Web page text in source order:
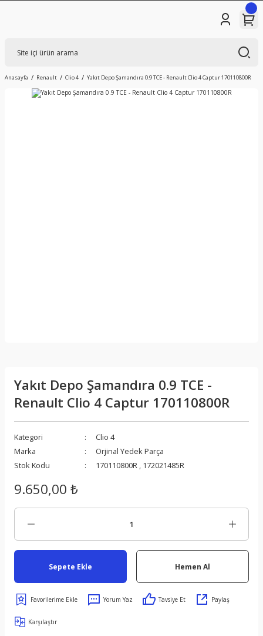
Anasayfa Renault Clio 4 Yakıt Depo Şamandıra 0.9 TCE - Renault Clio 4 Captur 170110800R
Yakıt Depo Şamandıra 0.9 TCE -
Renault Clio 4 Captur 170110800R
Kategori
Clio 4
Marka
Orjinal Yedek Parça
Stok Kodu
170110800R , 172021485R
9.650,00 ₺
Sepete Ekle Hemen Al
Yorum Yaz Tavsiye Et Paylaş
Karşılaştır